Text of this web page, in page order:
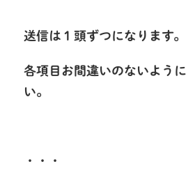
送信は１頭ずつになります。
各項目お間違いのないよう
い。
・・・